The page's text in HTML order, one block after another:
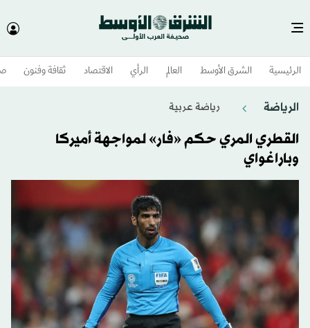
الرئيسية الشرق الأوسط​ العالم الرأي الاقتصاد ثقافة وفنون
الرياضة رياضة عربية
القطري المري حكم «فار» لمواجهة أميركا
وباراغواي